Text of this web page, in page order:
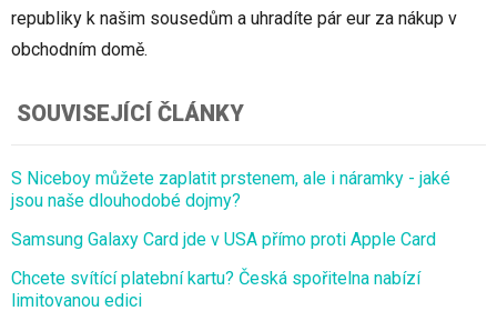
republiky k našim sousedům a uhradíte pár eur za nákup v
obchodním domě.
SOUVISEJÍCÍ ČLÁNKY
S Niceboy můžete zaplatit prstenem, ale i náramky - jaké
jsou naše dlouhodobé dojmy?
Samsung Galaxy Card jde v USA přímo proti Apple Card
Chcete svítící platební kartu? Česká spořitelna nabízí
limitovanou edici